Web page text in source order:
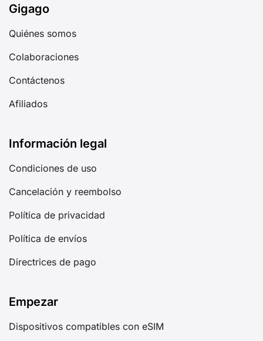
Gigago
Quiénes somos
Colaboraciones
Contáctenos
Afiliados
Información legal
Condiciones de uso
Cancelación y reembolso
Política de privacidad
Política de envíos
Directrices de pago
Empezar
Dispositivos compatibles con eSIM